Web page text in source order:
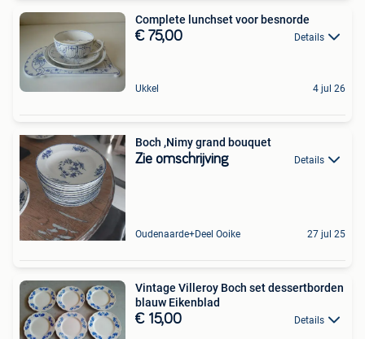
Complete lunchset voor besnorde
€ 75,00 Details
Ukkel 4 jul 26
Boch ,Nimy grand bouquet
Zie omschrijving Details
Oudenaarde+Deel Ooike 27 jul 25
Vintage Villeroy Boch set dessertborden
blauw Eikenblad
€ 15,00 Details